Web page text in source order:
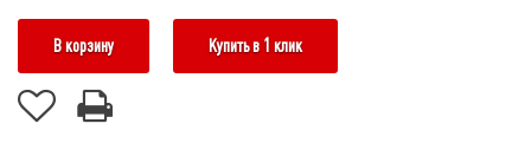
В корзину Купить в 1 клик